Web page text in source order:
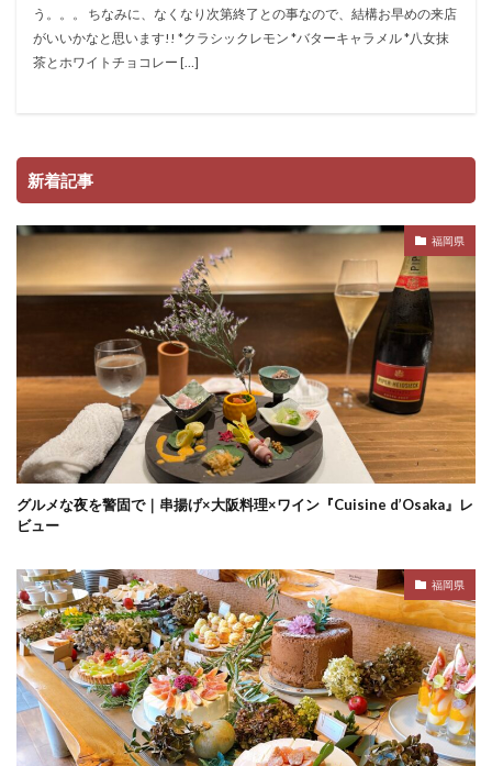
う。。。 ちなみに、なくなり次第終了との事なので、結構お早めの来店
がいいかなと思います!! *クラシックレモン *バターキャラメル *八女抹
茶とホワイトチョコレー […]
新着記事
福岡県
グルメな夜を警固で｜串揚げ×大阪料理×ワイン『Cuisine d’Osaka』レ
ビュー
福岡県